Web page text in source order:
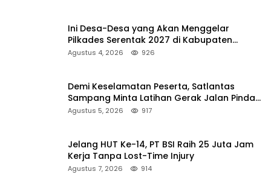
Ini Desa-Desa yang Akan Menggelar
Pilkades Serentak 2027 di Kabupaten
Sumenep
Agustus 4, 2026 926
Demi Keselamatan Peserta, Satlantas
Sampang Minta Latihan Gerak Jalan Pindah
ke Lokasi Aman
Agustus 5, 2026 917
Jelang HUT Ke-14, PT BSI Raih 25 Juta Jam
Kerja Tanpa Lost-Time Injury
Agustus 7, 2026 914